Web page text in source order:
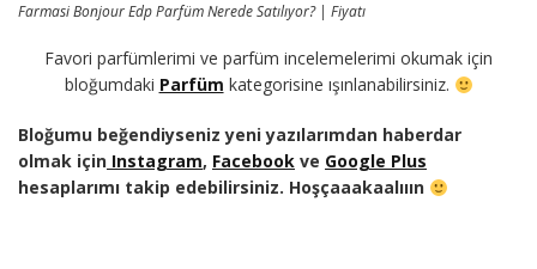
Farmasi Bonjour Edp Parfüm Nerede Satılıyor? | Fiyatı
Favori parfümlerimi ve parfüm incelemelerimi okumak için
bloğumdaki Parfüm kategorisine ışınlanabilirsiniz.
Bloğumu beğendiyseniz yeni yazılarımdan haberdar
olmak için Instagram, Facebook ve Google Plus
hesaplarımı takip edebilirsiniz. Hoşçaaakaalııın